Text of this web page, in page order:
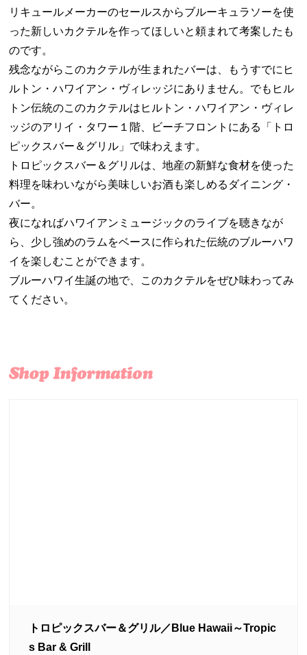
リキュールメーカーのセールスからブルーキュラソーを使
った新しいカクテルを作ってほしいと頼まれて考案したも
のです。
残念ながらこのカクテルが生まれたバーは、もうすでにヒ
ルトン・ハワイアン・ヴィレッジにありません。でもヒル
トン伝統のこのカクテルはヒルトン・ハワイアン・ヴィレ
ッジのアリイ・タワー１階、ビーチフロントにある「トロ
ピックスバー＆グリル」で味わえます。
トロピックスバー＆グリルは、地産の新鮮な食材を使った
料理を味わいながら美味しいお酒も楽しめるダイニング・
バー。
夜になればハワイアンミュージックのライブを聴きなが
ら、少し強めのラムをベースに作られた伝統のブルーハワ
イを楽しむことができます。
ブルーハワイ生誕の地で、このカクテルをぜひ味わってみ
てください。
トロピックスバー＆グリル／Blue Hawaii～Tropic
s Bar & Grill